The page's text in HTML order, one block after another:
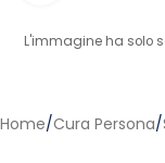
L'immagine ha solo
Home/Cura Persona/